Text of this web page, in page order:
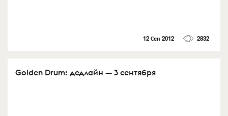
12 Сен 2012 2832
Golden Drum: дедлайн — 3 сентября